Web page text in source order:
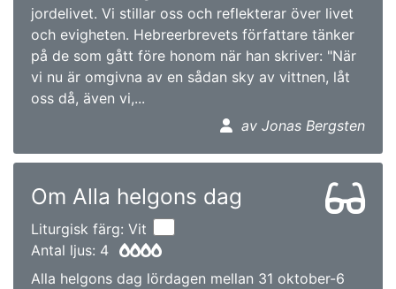
jordelivet. Vi stillar oss och reflekterar över livet
och evigheten. Hebreerbrevets författare tänker
på de som gått före honom när han skriver: "När
vi nu är omgivna av en sådan sky av vittnen, låt
oss då, även vi,...
av Jonas Bergsten
Om Alla helgons dag
Liturgisk färg: Vit
Antal ljus: 4
Alla helgons dag lördagen mellan 31 oktober-6